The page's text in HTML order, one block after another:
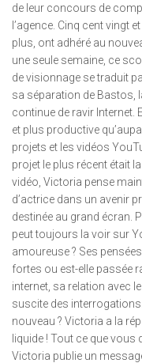
de leur concours de
l’agence. Cinq cent vingt
plus, ont adhéré au
une seule semaine, ce
de visionnage se traduit
sa séparation de Bastos,
continue de ravir Internet.
et plus productive
projets et les vidéos
projet le plus récent était
vidéo, Victoria pense
d’actrice dans un avenir
destinée au grand écran.
peut toujours la voir sur
amoureuse ? Ses
fortes ou est-elle passée
internet, sa relation avec
suscite des
nouveau ? Victoria a la
liquide ! Tout ce que vous
Victoria publie un